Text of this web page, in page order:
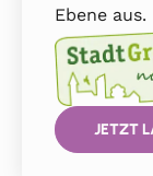
Ebene aus.
JETZT